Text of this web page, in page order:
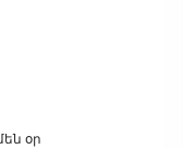
օր